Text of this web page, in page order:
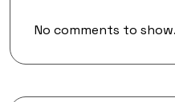
No comments to show.